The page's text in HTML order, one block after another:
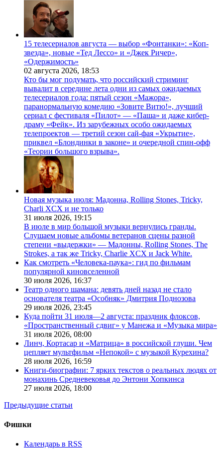
15 телесериалов августа — выбор «Фонтанки»: «Коп-
звезда», новые «Тед Лессо» и «Джек Ричер»,
«Одержимость»
02 августа 2026, 18:53
Кто бы мог подумать, что российский стриминг
вывалит в середине лета одни из самых ожидаемых
телесериалов года: пятый сезон «Мажора»,
паранормальную комедию «Зовите Витю!», лучший
сериал с фестиваля «Пилот» — «Паша» и даже кибер-
драму «Фейк». Из зарубежных особо ожидаемых
телепроектов — третий сезон сай-фая «Укрытие»,
приквел «Блондинки в законе» и очередной спин-офф
«Теории большого взрыва».
Новая музыка июля: Мадонна, Rolling Stones, Tricky,
Charli XCX и не только
31 июля 2026, 19:15
В июле в мир большой музыки вернулись гранды.
Слушаем новые альбомы ветеранов сцены разной
степени «выдержки» — Мадонны, Rolling Stones, The
Strokes, а так же Tricky, Charlie XCX и Jack White.
Как смотреть «Человека-паука»: гид по фильмам
популярной киновселенной
30 июля 2026, 16:37
Театр одного шамана: девять дней назад не стало
основателя театра «Особняк» Дмитрия Поднозова
29 июля 2026, 23:45
Куда пойти 31 июля—2 августа: праздник флоксов,
«Пространственный сдвиг» у Манежа и «Музыка мира»
31 июля 2026, 08:00
Линч, Кортасар и «Матрица» в российской глуши. Чем
цепляет мультфильм «Непокой» с музыкой Курехина?
28 июля 2026, 16:59
Книги-биографии: 7 ярких текстов о реальных людях от
монахинь Средневековья до Энтони Хопкинса
27 июля 2026, 18:00
Предыдущие статьи
Фишки
Календарь в RSS